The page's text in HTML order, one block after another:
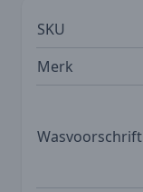
SKU
Merk
Wasvoorschrift